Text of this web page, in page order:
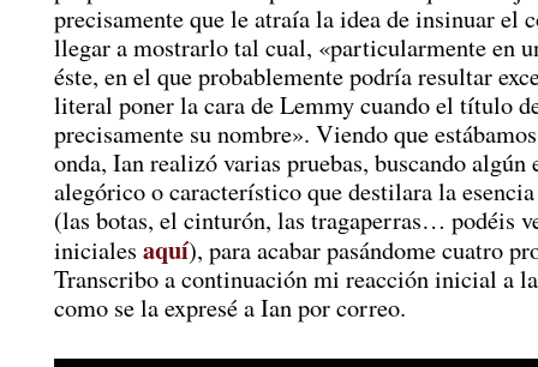
precisamente que le atraía la idea de insinuar el
llegar a mostrarlo tal cual, «particularmente en
éste, en el que probablemente podría resultar
literal poner la cara de Lemmy cuando el título
precisamente su nombre». Viendo que
onda, Ian realizó varias pruebas, buscando algún
alegórico o característico que destilara la
(las botas, el cinturón, las tragaperras… podéis
iniciales aquí), para acabar pasándome cuatro
Transcribo a continuación mi reacción inicial a
como se la expresé a Ian por correo.